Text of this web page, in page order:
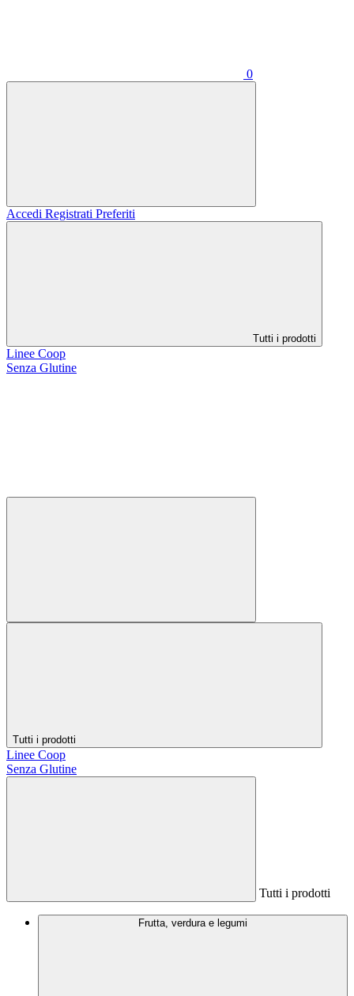
0
Accedi Registrati Preferiti
Tutti i prodotti
Linee Coop
Senza Glutine
Tutti i prodotti
Linee Coop
Senza Glutine
Tutti i prodotti
Frutta, verdura e legumi